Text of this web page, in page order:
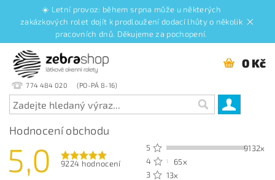
☀️ Letní provoz: během srpna může u některých
zakázkových rolet dojít k prodloužení dodací lhůty o několik
pracovních dnů. Děkujeme za pochopení.
774 484 020
0 Kč
Hodnocení obchodu
5,0 9224 hodnocení
5
9132x
4
65x
3
13x